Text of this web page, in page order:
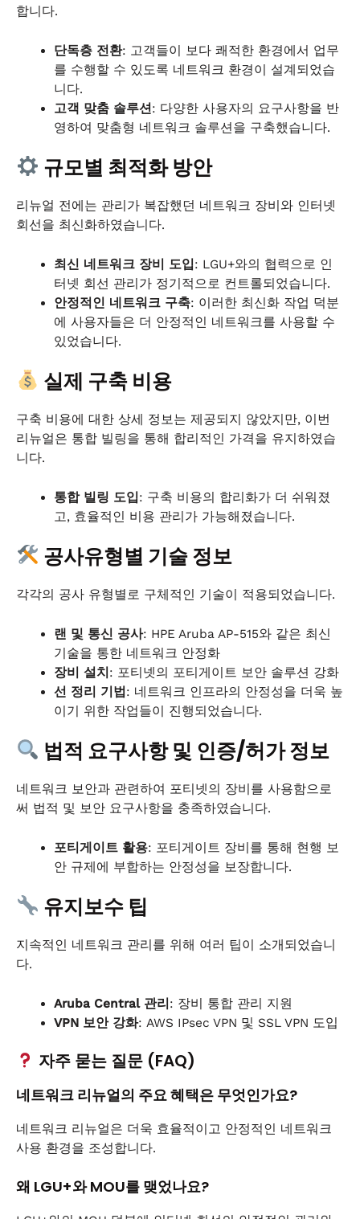
합니다.
단독층 전환: 고객들이 보다 쾌적한 환경에서 업무
를 수행할 수 있도록 네트워크 환경이 설계되었습
니다.
고객 맞춤 솔루션 : 다양한 사용자의 요구사항을 반
영하여 맞춤형 네트워크 솔루션을 구축했습니다.
규모별 최적화 방안
리뉴얼 전에는 관리가 복잡했던 네트워크 장비와 인터넷
회선을 최신화하였습니다.
최신 네트워크 장비 도입: LGU+와의 협력으로 인
터넷 회선 관리가 정기적으로 컨트롤되었습니다.
안정적인 네트워크 구축: 이러한 최신화 작업 덕분
에 사용자들은 더 안정적인 네트워크를 사용할 수
있었습니다.
실제 구축 비용
구축 비용에 대한 상세 정보는 제공되지 않았지만, 이번
리뉴얼은 통합 빌링을 통해 합리적인 가격을 유지하였습
니다.
통합 빌링 도입: 구축 비용의 합리화가 더 쉬워졌
고, 효율적인 비용 관리가 가능해졌습니다.
공사유형별 기술 정보
각각의 공사 유형별로 구체적인 기술이 적용되었습니다.
랜 및 통신 공사: HPE Aruba AP-515와 같은 최신
기술을 통한 네트워크 안정화
장비 설치 : 포티넷의 포티게이트 보안 솔루션 강화
선 정리 기법 : 네트워크 인프라의 안정성을 더욱 높
이기 위한 작업들이 진행되었습니다.
법적 요구사항 및 인증/허가 정보
네트워크 보안과 관련하여 포티넷의 장비를 사용함으로
써 법적 및 보안 요구사항을 충족하였습니다.
포티게이트 활용: 포티게이트 장비를 통해 현행 보
안 규제에 부합하는 안정성을 보장합니다.
유지보수 팁
지속적인 네트워크 관리를 위해 여러 팁이 소개되었습니
다.
Aruba Central 관리 : 장비 통합 관리 지원
VPN 보안 강화: AWS IPsec VPN 및 SSL VPN 도입
자주 묻는 질문 (FAQ)
네트워크 리뉴얼의 주요 혜택은 무엇인가요?
네트워크 리뉴얼은 더욱 효율적이고 안정적인 네트워크
사용 환경을 조성합니다.
왜 LGU+와 MOU를 맺었나요?